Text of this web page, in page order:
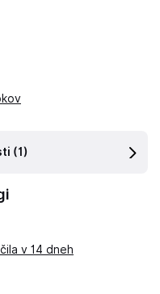
(1)
v 14 dneh